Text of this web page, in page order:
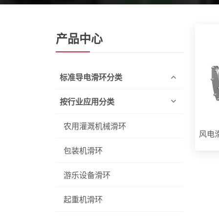
风电
产品中心
标准导电滑环分类
按行业应用分类
农用灌溉机械滑环
包装机滑环
游乐设备滑环
起重机滑环